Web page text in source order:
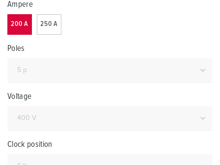
Ampere
200 A 250 A
Poles
Voltage
Clock position